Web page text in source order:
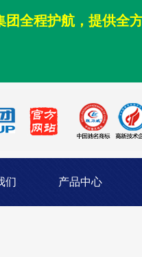
全程护航，提供全
们 产品中心